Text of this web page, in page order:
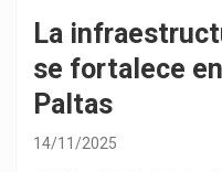
La
se fortalece
Paltas
14/11/2025